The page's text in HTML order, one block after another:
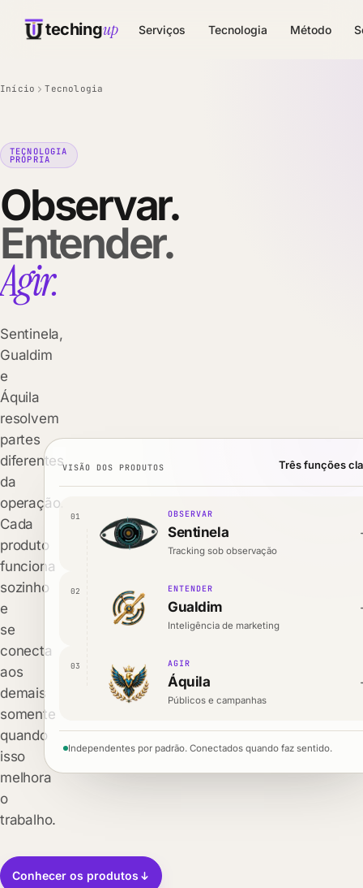
techingup Serviços Tecnologia Método
Início Tecnologia
TECNOLOGIA
PRÓPRIA
Observar.
Entender.
Agir.
Sentinela,
Gualdim
e
Áquila
resolvem
partes
diferentes
da
operação.
Cada
produto
funciona
sozinho
e
se
conecta
aos
demais
somente
quando
isso
melhora
o
trabalho.
Conhecer os produtos
VISÃO DOS PRODUTOS Três funções
01 OBSERVAR
Sentinela
Tracking sob observação
02 ENTENDER
Gualdim
Inteligência de marketing
03 AGIR
Áquila
Públicos e campanhas
Independentes por padrão. Conectados quando faz sentido.